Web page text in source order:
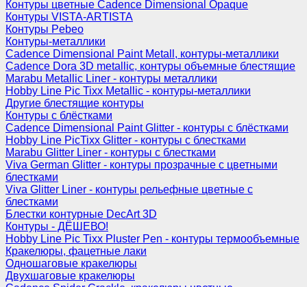
Контуры цветные Cadence Dimensional Opaque
Контуры VISTA-ARTISTA
Контуры Pebeo
Контуры-металлики
Cadence Dimensional Paint Metall, контуры-металлики
Cadence Dora 3D metallic, контуры объемные блестящие
Marabu Metallic Liner - контуры металлики
Hobby Line Pic Tixx Metallic - контуры-металлики
Другие блестящие контуры
Контуры с блёстками
Cadence Dimensional Paint Glitter - контуры с блёстками
Hobby Line PicTixx Glitter - контуры с блестками
Marabu Glitter Liner - контуры с блестками
Viva German Glitter - контуры прозрачные с цветными
блестками
Viva Glitter Liner - контуры рельефные цветные с
блестками
Блестки контурные DecArt 3D
Контуры - ДЁШЕВО!
Hobby Line Pic Tixx Pluster Pen - контуры термообъемные
Кракелюры, фацетные лаки
Одношаговые кракелюры
Двухшаговые кракелюры